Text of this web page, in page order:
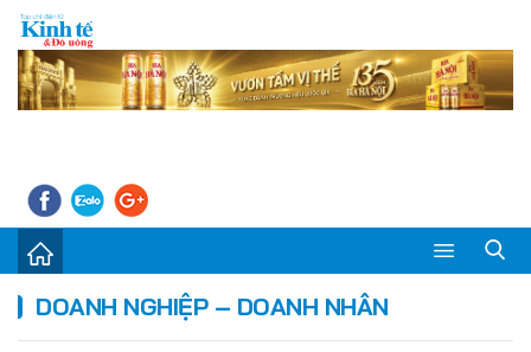
Kinh tế - Tiêu dùng
DOANH NGHIỆP – DOANH NHÂN